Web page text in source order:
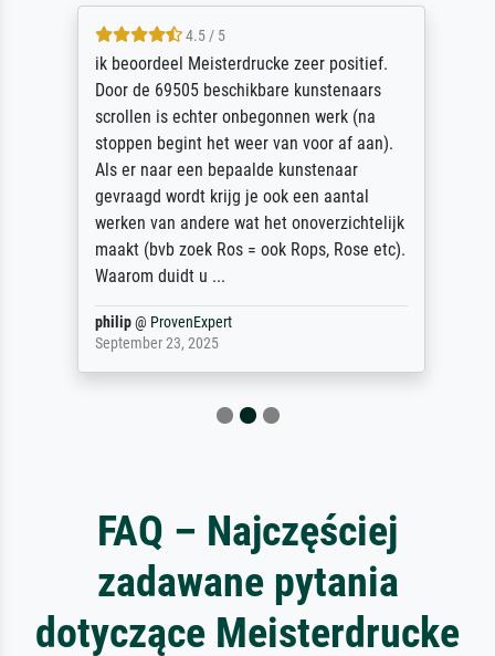
4.5 / 5
ik beoordeel Meisterdrucke zeer positief.
Door de 69505 beschikbare kunstenaars
scrollen is echter onbegonnen werk (na
stoppen begint het weer van voor af aan).
Als er naar een bepaalde kunstenaar
gevraagd wordt krijg je ook een aantal
werken van andere wat het onoverzichtelijk
maakt (bvb zoek Ros = ook Rops, Rose etc).
Waarom duidt u ...
philip@ ProvenExpert
September 23, 2025
FAQ – Najczęściej
zadawane pytania
dotyczące Meisterdrucke